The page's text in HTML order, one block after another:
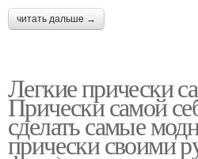
читать дальше →
Легкие прически
Прически самой
сделать самые
прически своими